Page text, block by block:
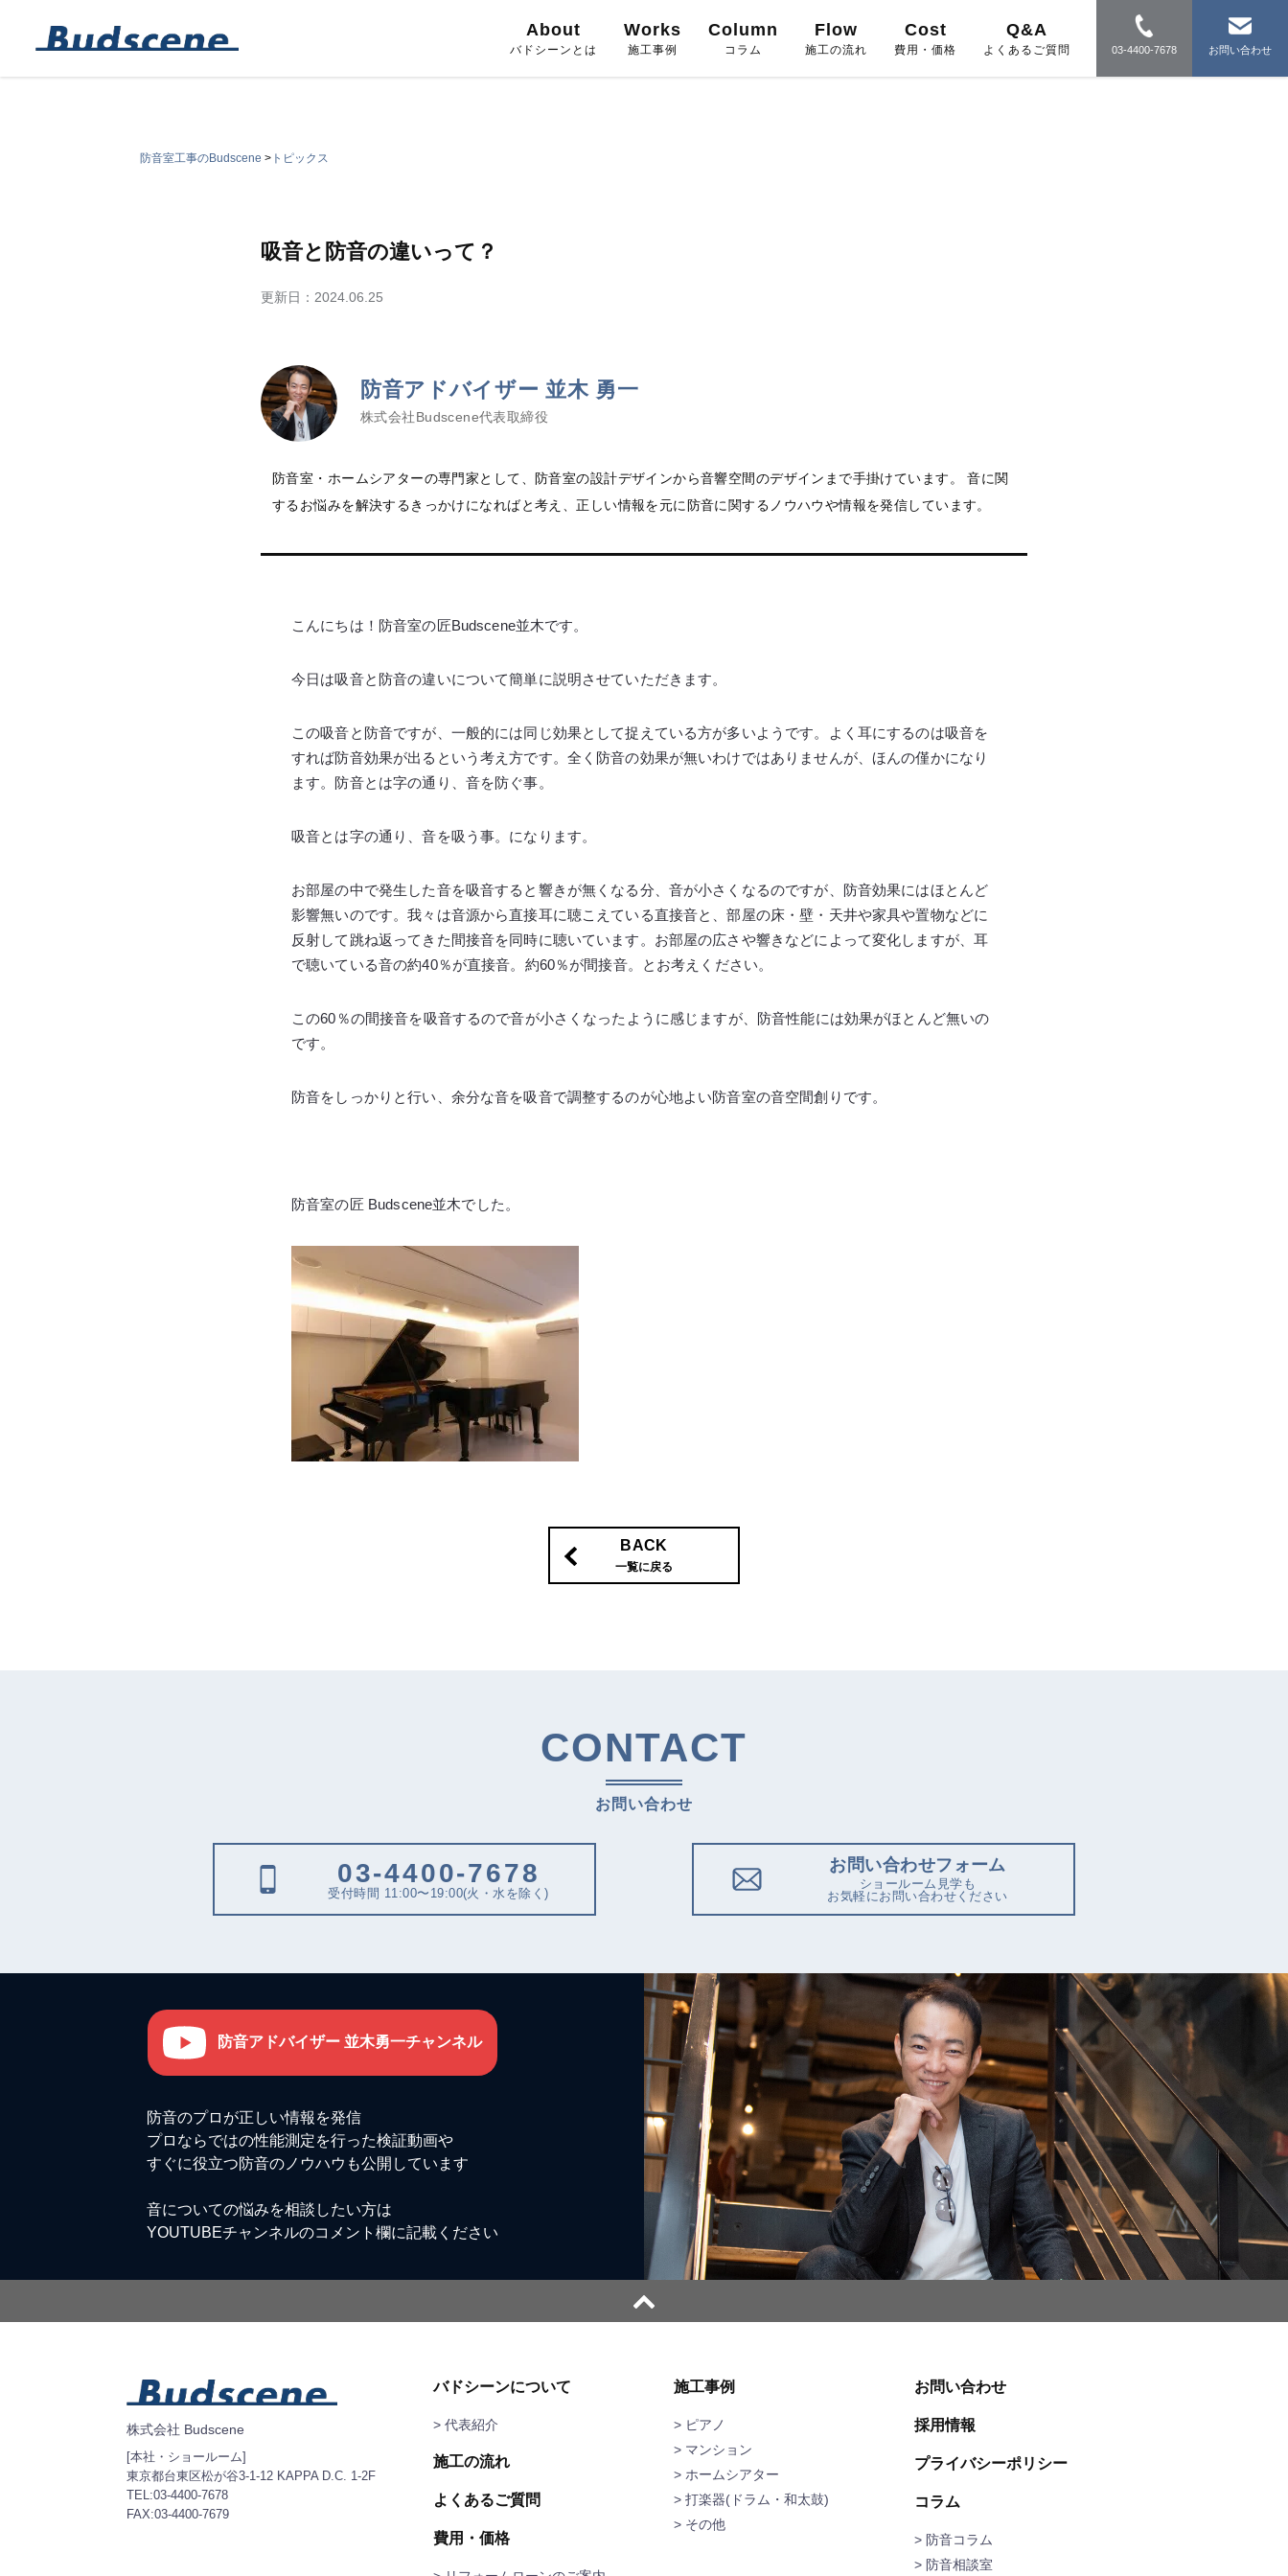
About
バドシーンとは
Works
施工事例
Column
コラム
Flow
施工の流れ
Cost
費用・価格
Q&A
よくあるご質問 03-4400-7678 お問い合わせ
防音室工事のBudscene >トピックス
吸音と防音の違いって？
更新日： 2024.06.25
防音アドバイザー 並木 勇一
株式会社Budscene代表取締役
防音室・ホームシアターの専門家として、防音室の設計デザインから音響空間のデザインまで手掛けています。 音に関
するお悩みを解決するきっかけになればと考え、正しい情報を元に防音に関するノウハウや情報を発信しています。
こんにちは！防音室の匠Budscene並木です。
今日は吸音と防音の違いについて簡単に説明させていただきます。
この吸音と防音ですが、一般的には同じ効果として捉えている方が多いようです。よく耳にするのは吸音を
すれば防音効果が出るという考え方です。全く防音の効果が無いわけではありませんが、ほんの僅かになり
ます。防音とは字の通り、音を防ぐ事。
吸音とは字の通り、音を吸う事。になります。
お部屋の中で発生した音を吸音すると響きが無くなる分、音が小さくなるのですが、防音効果にはほとんど
影響無いのです。我々は音源から直接耳に聴こえている直接音と、部屋の床・壁・天井や家具や置物などに
反射して跳ね返ってきた間接音を同時に聴いています。お部屋の広さや響きなどによって変化しますが、耳
で聴いている音の約40％が直接音。約60％が間接音。とお考えください。
この60％の間接音を吸音するので音が小さくなったように感じますが、防音性能には効果がほとんど無いの
です。
防音をしっかりと行い、余分な音を吸音で調整するのが心地よい防音室の音空間創りです。
防音室の匠 Budscene並木でした。
BACK
一覧に戻る
CONTACT
お問い合わせ
03-4400-7678
受付時間 11:00〜19:00(火・水を除く)
お問い合わせフォーム
ショールーム見学も
お気軽にお問い合わせください
防音アドバイザー 並木勇一チャンネル
防音のプロが正しい情報を発信
プロならではの性能測定を行った検証動画や
すぐに役立つ防音のノウハウも公開しています
音についての悩みを相談したい方は
YOUTUBEチャンネルのコメント欄に記載ください
株式会社 Budscene
[本社・ショールーム]
東京都台東区松が谷3-1-12 KAPPA D.C. 1-2F
TEL:03-4400-7678
FAX:03-4400-7679
バドシーンについて
> 代表紹介
施工の流れ
よくあるご質問
費用・価格
施工事例
ピアノ
マンション
ホームシアター
打楽器(ドラム・和太鼓)
その他
お問い合わせ
採用情報
プライバシーポリシー
コラム
> 防音コラム
> 防音相談室